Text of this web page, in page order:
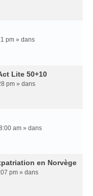
pm » dans
Lite 50+10
pm » dans
am » dans
en Norvège
pm » dans